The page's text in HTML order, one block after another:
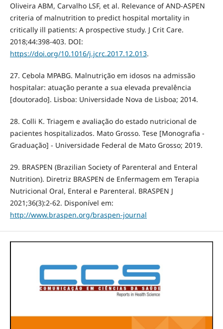
Oliveira ABM, Carvalho LSF, et al. Relevance of AND-ASPEN
criteria of malnutrition to predict hospital mortality in
critically ill patients: A prospective study. J Crit Care.
2018;44:398-403. DOI:
https://doi.org/10.1016/j.jcrc.2017.12.013.
27. Cebola MPABG. Malnutrição em idosos na admissão
hospitalar: atuação perante a sua elevada prevalência
[doutorado]. Lisboa: Universidade Nova de Lisboa; 2014.
28. Colli K. Triagem e avaliação do estado nutricional de
pacientes hospitalizados. Mato Grosso. Tese [Monografia -
Graduação] - Universidade Federal de Mato Grosso; 2019.
29. BRASPEN (Brazilian Society of Parenteral and Enteral
Nutrition). Diretriz BRASPEN de Enfermagem em Terapia
Nutricional Oral, Enteral e Parenteral. BRASPEN J
2021;36(3):2-62. Disponível em:
http://www.braspen.org/braspen-journal